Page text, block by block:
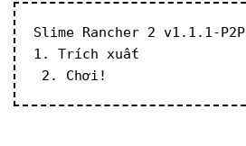
Slime Rancher 2 v1.1.1-P2P
1. Trích xuất
2. Chơi!